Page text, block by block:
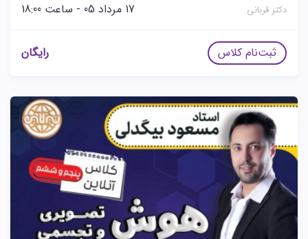
دکتر قربانی 17 مرداد 05 - ساعت 18:00
ثبت‌نام کلاس رایگان